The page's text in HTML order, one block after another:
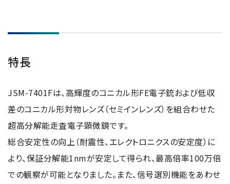
ライフサイエンス解析装置
透過電子顕微鏡 (TEM)
走査電子顕微鏡 (SEM)
集束イオンビーム加工観察装置 (FIB-SEM)
核磁気共鳴装置 (NMR)
MALDI-TOFMS
GC-TOFMS
MicroED 専用装置
特長
JSM-7401Fは、高輝度のコニカル形FE電子銃および低収
差のコニカル形対物レンズ（セミインレンズ）を組合わせた
超高分解能走査電子顕微鏡です。
総合安定性の向上（耐震性、エレクトロニクスの安定度）に
より、保証分解能1nmが安定して得られ、最高倍率100万倍
での観察が可能となりました。また、信号選別機能をあわせ